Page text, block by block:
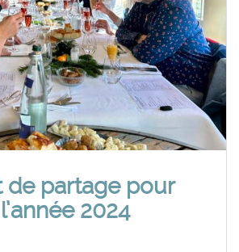
de partage pour
2024